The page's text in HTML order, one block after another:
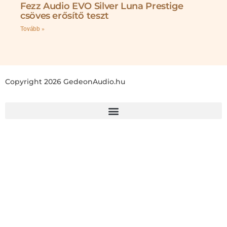
Fezz Audio EVO Silver Luna Prestige
csöves erősítő teszt
Tovább »
Copyright 2026 GedeonAudio.hu